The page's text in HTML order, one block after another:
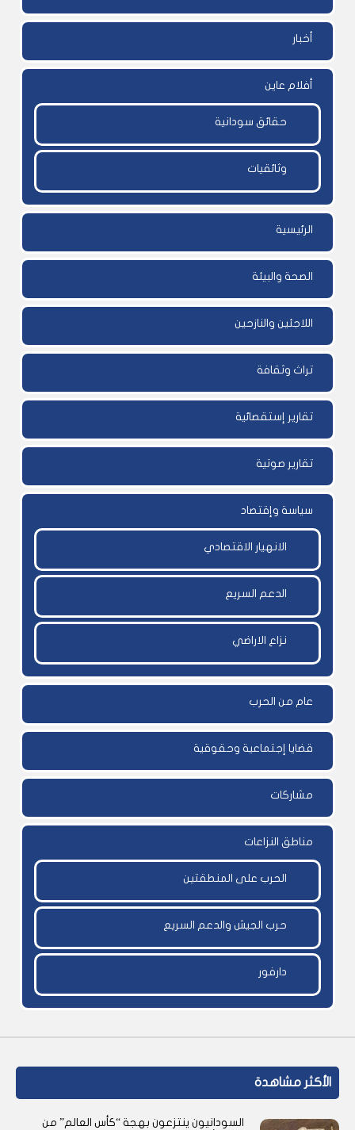
أخبار
أفلام عاين
حقائق سودانية
وثائقيات
الرئيسية
الصحة والبيئة
اللاجئين والنازحين
تراث وثقافة
تقارير إستقصائية
تقارير صوتية
سياسة وإقتصاد
الانهيار الاقتصادي
الدعم السريع
نزاع الاراضي
عام من الحرب
قضايا إجتماعية وحقوقية
مشاركات
مناطق النزاعات
الحرب على المنطقتين
حرب الجيش والدعم السريع
دارفور
الأكثر مشاهدة
السودانيون ينتزعون بهجة “كأس العالم” من